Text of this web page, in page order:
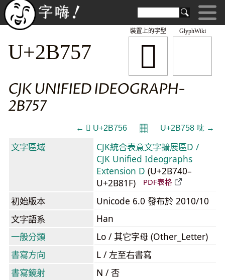
GlyphWiki
𫝗
裝置上的字型
U+2B757
CJK UNIFIED IDEOGRAPH-
2B757
← 𫝖 U+2B756 𝄜 U+2B758 𫝘 →
文字區域
CJK統合表意文字擴展區D /
CJK Unified Ideographs
Extension D (U+2B740–
U+2B81F)
PDF表格
初始版本
Unicode 6.0 發布於 2010/10
文字語系
Han
一般分類
Lo / 其它字母 (Other_Letter)
書寫方向
L / 左至右書寫
書寫鏡射
N / 否